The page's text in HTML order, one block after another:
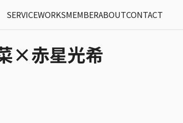
SERVICEWORKSMEMBERABOUTCONTACT
×赤星光希